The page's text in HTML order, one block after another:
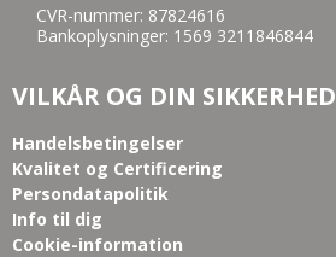
CVR-nummer: 87824616
Bankoplysninger: 1569 3211846844
VILKÅR OG DIN SIKKERHED
Handelsbetingelser
Kvalitet og Certificering
Persondatapolitik
Info til dig
Cookie-information